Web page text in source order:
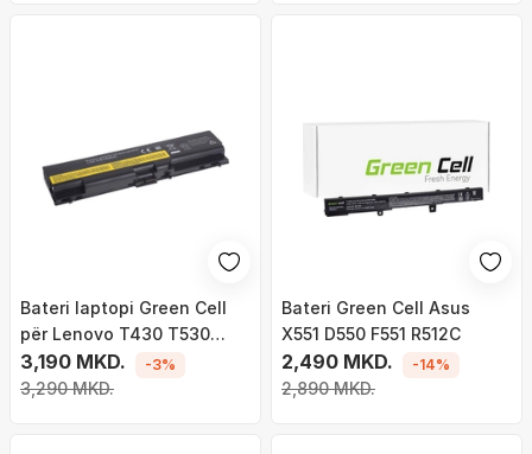
Bateri laptopi Green Cell
për Lenovo T430 T530
W530
3,190 MKD.
3,290 MKD.
-3%
Bateri Green Cell Asus
X551 D550 F551 R512C
2,490 MKD.
2,890 MKD.
-14%